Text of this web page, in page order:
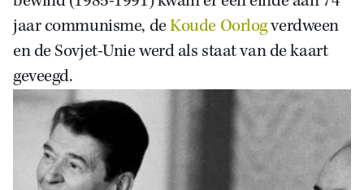
Zoek
jaar communisme, deKoude Oorlogverdween
en de Sovjet-Unie werd als staat van de kaart
geveegd.